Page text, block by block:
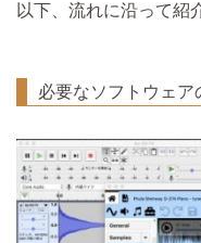
以下、流れに沿って紹
必要なソフトウェア